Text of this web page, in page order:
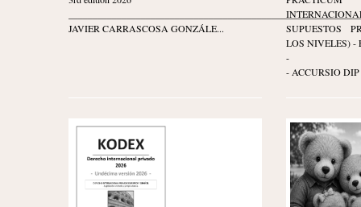
JAVIER CARRASCOSA GONZÁLE...
SUPUESTOS
LOS NIVELES) -
-
- ACCURSIO DIP